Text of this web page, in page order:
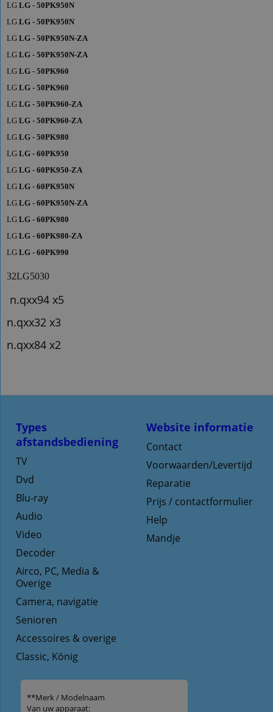
LG LG - 50PK950N
LG LG - 50PK950N
LG LG - 50PK950N-ZA
LG LG - 50PK950N-ZA
LG LG - 50PK960
LG LG - 50PK960
LG LG - 50PK960-ZA
LG LG - 50PK960-ZA
LG LG - 50PK980
LG LG - 60PK950
LG LG - 60PK950-ZA
LG LG - 60PK950N
LG LG - 60PK950N-ZA
LG LG - 60PK980
LG LG - 60PK980-ZA
LG LG - 60PK990
32LG5030
n.qxx94 x5
n.qxx32 x3
n.qxx84 x2
Website informatie
Contact
Voorwaarden/Levertijd
Reparatie
Prijs / contactformulier
Help
Mandje
Types
afstandsbediening
TV
Dvd
Blu-ray
Audio
Video
Decoder
Airco, PC, Media &
Overige
Camera, navigatie
Senioren
Accessoires & overige
Classic, König